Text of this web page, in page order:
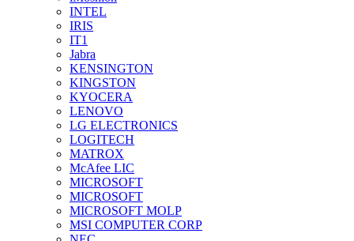
INTEL
IRIS
IT1
Jabra
KENSINGTON
KINGSTON
KYOCERA
LENOVO
LG ELECTRONICS
LOGITECH
MATROX
McAfee LIC
MICROSOFT
MICROSOFT
MICROSOFT MOLP
MSI COMPUTER CORP